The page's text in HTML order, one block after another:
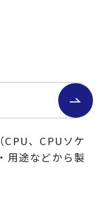
CPU、CPUソケ
用途などから製